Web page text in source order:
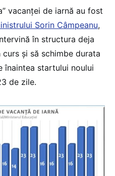
vacanței de iarnă au fost
Sorin Câmpeanu,
în structura deja
și să schimbe durata
înaintea startului noului
de zile.